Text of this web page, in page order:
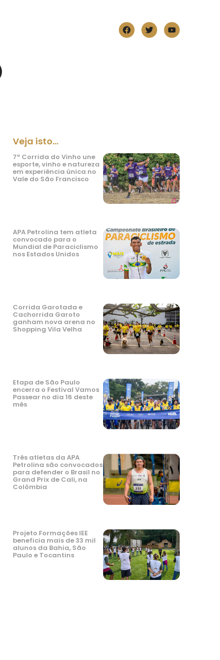
Veja isto...
7ª Corrida do Vinho une
esporte, vinho e natureza
em experiência única no
Vale do São Francisco
APA Petrolina tem atleta
convocado para o
Mundial de Paraciclismo
nos Estados Unidos
Corrida Garotada e
Cachorrida Garoto
ganham nova arena no
Shopping Vila Velha
Etapa de São Paulo
encerra o Festival Vamos
Passear no dia 16 deste
mês
Três atletas da APA
Petrolina são convocados
para defender o Brasil no
Grand Prix de Cali, na
Colômbia
Projeto Formações IEE
beneficia mais de 33 mil
alunos da Bahia, São
Paulo e Tocantins